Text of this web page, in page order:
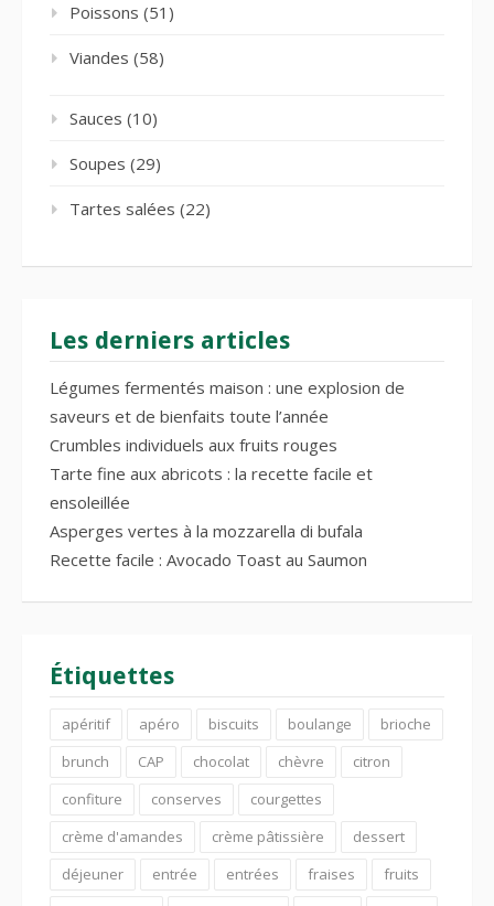
Poissons (51)
Viandes (58)
Sauces (10)
Soupes (29)
Tartes salées (22)
Les derniers articles
Légumes fermentés maison : une explosion de
saveurs et de bienfaits toute l’année
Crumbles individuels aux fruits rouges
Tarte fine aux abricots : la recette facile et
ensoleillée
Asperges vertes à la mozzarella di bufala
Recette facile : Avocado Toast au Saumon
Étiquettes
apéritif apéro biscuits boulange
brioche
brunch
CAP chocolat chèvre
citron
confiture
conserves
courgettes
crème d'amandes
crème pâtissière
dessert
déjeuner
entrée entrées fraises
fruits